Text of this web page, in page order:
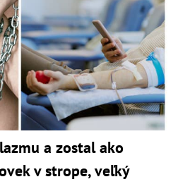
a zostal ako
v strope, veľký